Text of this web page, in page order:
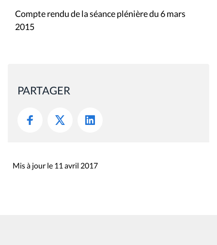
Compte rendu de la séance plénière du 6 mars
2015
PARTAGER
Mis à jour le 11 avril 2017